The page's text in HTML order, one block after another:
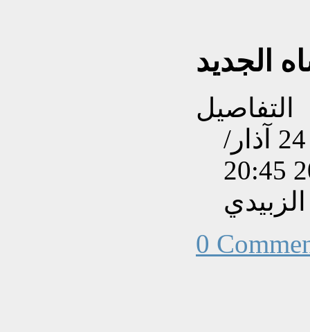
الجديد
التفاصيل
تم إنشاءه بتاريخ الجمعة, 24 آذار/
0